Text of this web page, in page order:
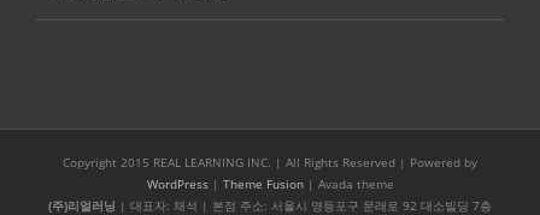
Copyright 2015 REAL LEARNING INC. | All Rights Reserved | Powered by
WordPress| Theme Fusion| Avada theme
(주)리얼러닝 | 대표자: 채석 | 본점 주소: 서울시 영등포구 문래로 92 대소빌딩 7층